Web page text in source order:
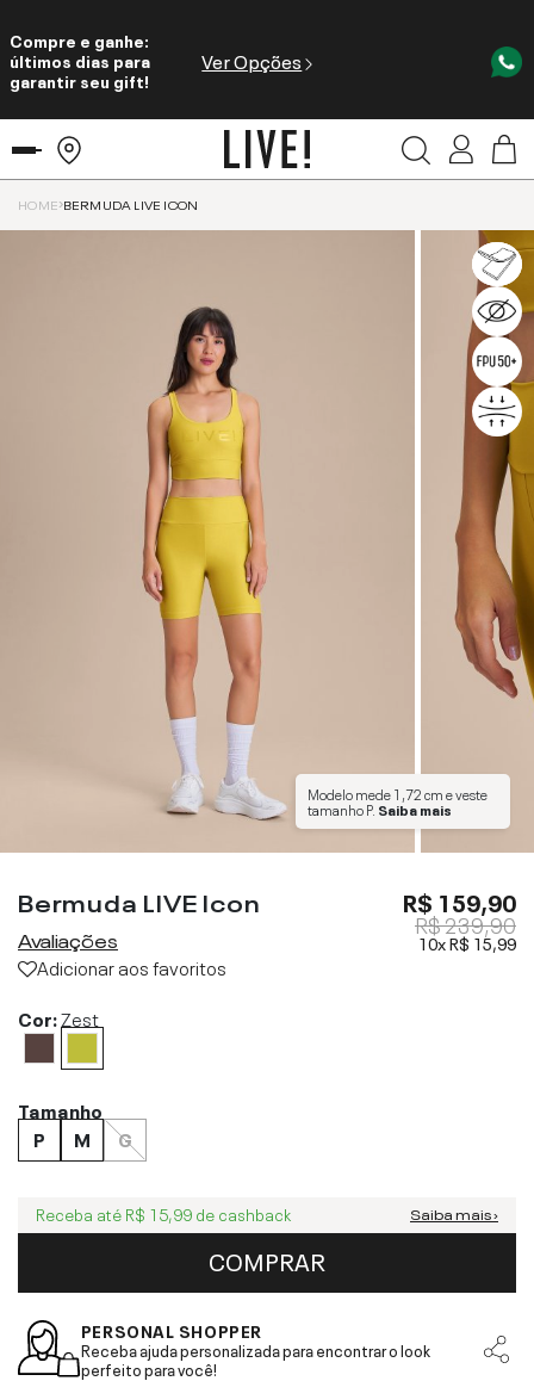
Compre e ganhe:
últimos dias para
garantir seu gift!
Ver Opções
HOME BERMUDA LIVE ICON
Modelo mede1,72 cme veste
tamanhoP. Saiba mais
Bermuda LIVE Icon
Avaliações
Adicionar aos favoritos
R$ 159,90
R$ 239,90
10xR$ 15,99
Cor:Zest
Tamanho
P
M G
Receba até R$ 15,99 de cashback Saiba mais ›
COMPRAR
PERSONAL SHOPPER
Receba ajuda personalizada para encontrar o look
perfeito para você!